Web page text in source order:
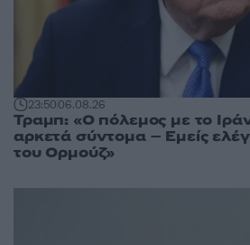
23:5006.08.26
Τραμπ: «Ο πόλεμος με το
αρκετά σύντομα – Εμείς
του Ορμούζ»